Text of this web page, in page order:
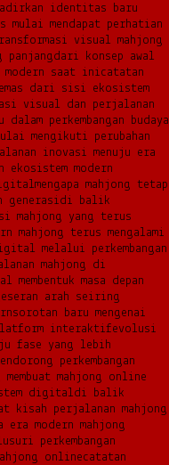
identitas baru
mulai mendapat perhatian
visual mahjong
panjangdari konsep awal
modern saat inicatatan
dari sisi ekosistem
visual dan perjalanan
dalam perkembangan budaya
mengikuti perubahan
inovasi menuju era
ekosistem modern
mengapa mahjong tetap
generasidi balik
mahjong yang terus
mahjong terus mengalami
melalui perkembangan
mahjong di
membentuk masa depan
arah seiring
sorotan baru mengenai
interaktifevolusi
fase yang lebih
perkembangan
membuat mahjong online
digitaldi balik
kisah perjalanan mahjong
era modern mahjong
perkembangan
onlinecatatan